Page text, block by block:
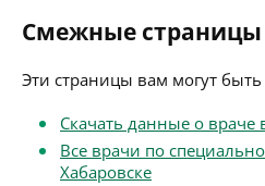
Смежные страницы
Эти страницы вам могут
Скачать данные о враче
Все врачи по
Хабаровске